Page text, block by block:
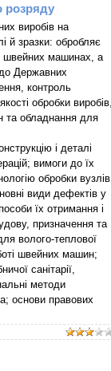
розряду
виробів на
й зразки: обробляє
швейних машинах, а
до Державних
контроль
обробки виробів,
та обладнання для
і деталі
вимоги до їх
обробки вузлів
види дефектів у
їх отримання і
призначення та
волого-теплової
швейних машин;
санітарії,
методи
основи правових